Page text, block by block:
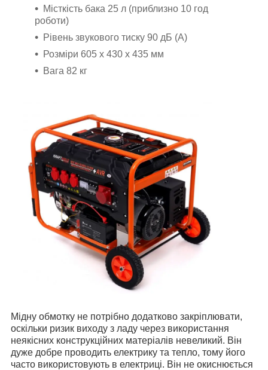
Місткість бака 25 л (приблизно 10 год
роботи)
Рівень звукового тиску 90 дБ (А)
Розміри 605 х 430 х 435 мм
Вага 82 кг
Мідну обмотку не потрібно додатково закріплювати,
оскільки ризик виходу з ладу через використання
неякісних конструкційних матеріалів невеликий. Він
дуже добре проводить електрику та тепло, тому його
часто використовують в електриці. Він не окиснюється